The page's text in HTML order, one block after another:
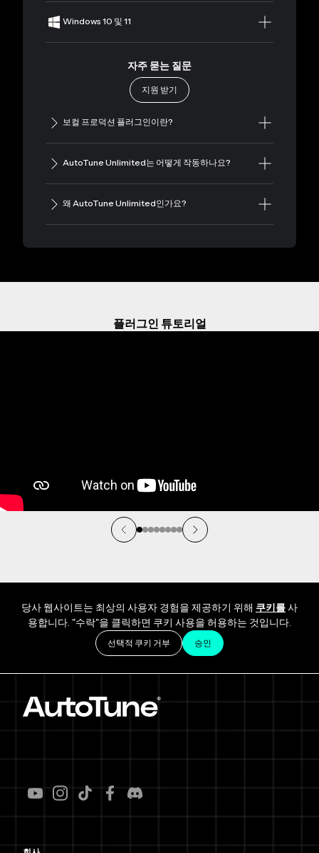
Windows 10 및 11
자주 묻는 질문
지원 받기
보컬 프로덕션 플러그인이란?
AutoTune Unlimited는 어떻게 작동하나요?
왜 AutoTune Unlimited인가요?
플러그인 튜토리얼
당사 웹사이트는 최상의 사용자 경험을 제공하기 위해 쿠키를사
용합니다. "수락"을 클릭하면 쿠키 사용을 허용하는 것입니다.
선택적 쿠키 거부 승인